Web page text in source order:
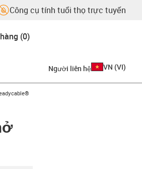
Công cụ tính tuổi thọ trực tuyến
(0)
Người liên hệ VN (VI)